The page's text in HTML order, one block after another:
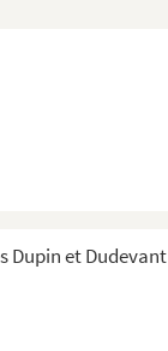
Dupin et Dudevant